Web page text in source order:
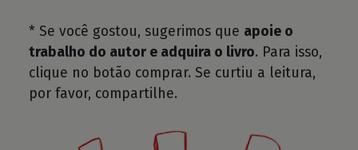
* Se você gostou, sugerimos que apoie o
trabalho do autor e adquira o livro. Para isso,
clique no botão comprar. Se curtiu a leitura,
por favor, compartilhe.